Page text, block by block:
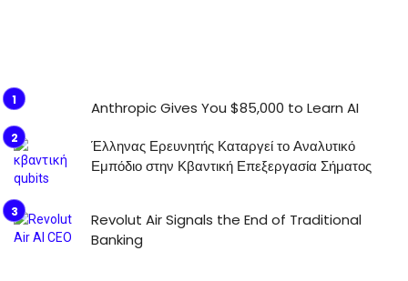
Anthropic Gives You $85,000 to Learn AI
Έλληνας Ερευνητής Καταργεί το Αναλυτικό
Εμπόδιο στην Κβαντική Επεξεργασία Σήματος
Revolut Air Signals the End of Traditional
Banking